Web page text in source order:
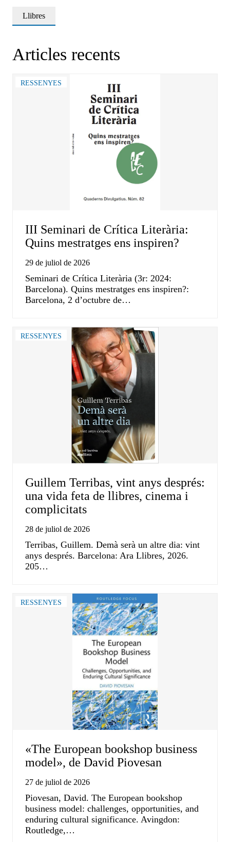
Llibres
Articles recents
RESSENYES
III Seminari de Crítica Literària:
Quins mestratges ens inspiren?
29 de juliol de 2026
Seminari de Crítica Literària (3r: 2024:
Barcelona). Quins mestratges ens inspiren?:
Barcelona, 2 d’octubre de…
RESSENYES
Guillem Terribas, vint anys després:
una vida feta de llibres, cinema i
complicitats
28 de juliol de 2026
Terribas, Guillem. Demà serà un altre dia: vint
anys després. Barcelona: Ara Llibres, 2026.
205…
RESSENYES
«The European bookshop business
model», de David Piovesan
27 de juliol de 2026
Piovesan, David. The European bookshop
business model: challenges, opportunities, and
enduring cultural significance. Avingdon:
Routledge,…